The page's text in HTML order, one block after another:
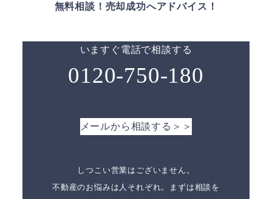
無料相談！売却成功へアドバイス！
いますぐ電話で相談する
0120-750-180
メールから相談する＞＞
しつこい営業はございません。
不動産のお悩みは人それぞれ。まずは相談を